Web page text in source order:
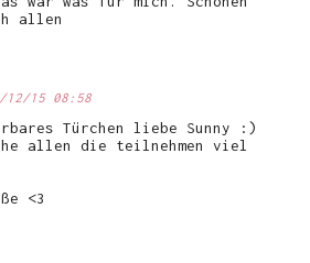
allen
12/15 08:58
Türchen liebe Sunny :)
allen die teilnehmen viel
<3